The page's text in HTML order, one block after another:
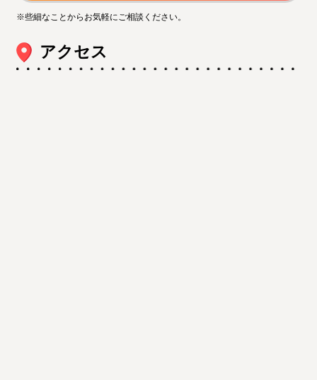
※些細なことからお気軽にご相談ください。
アクセス